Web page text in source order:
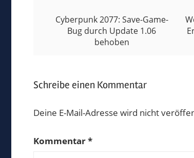
Cyberpunk 2077: Save-Game-
Bug durch Update 1.06
behoben
Schreibe einen Kommentar
Deine E-Mail-Adresse wird nicht
Kommentar*